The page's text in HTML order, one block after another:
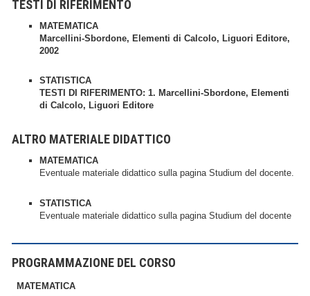
TESTI DI RIFERIMENTO
MATEMATICA
Marcellini-Sbordone, Elementi di Calcolo, Liguori Editore,
2002
STATISTICA
TESTI DI RIFERIMENTO: 1. Marcellini-Sbordone, Elementi
di Calcolo, Liguori Editore
ALTRO MATERIALE DIDATTICO
MATEMATICA
Eventuale materiale didattico sulla pagina Studium del docente.
STATISTICA
Eventuale materiale didattico sulla pagina Studium del docente
PROGRAMMAZIONE DEL CORSO
MATEMATICA